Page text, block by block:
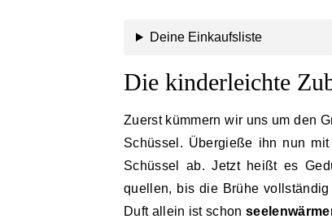
Deine Einkaufsliste
Die kinderleichte
Zuerst kümmern wir uns um den
Schüssel. Übergieße ihn nun
Schüssel ab. Jetzt heißt es
quellen, bis die Brühe
Duft allein ist schon